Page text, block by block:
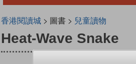
香港閱讀城> 圖書 > 兒童讀物
Heat-Wave Snake